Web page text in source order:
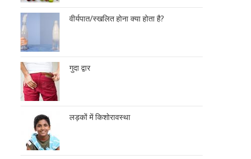
वीर्यपात/स्खलित होना क्या होता है?
गुदा द्वार
लड़कों में किशोरावस्था